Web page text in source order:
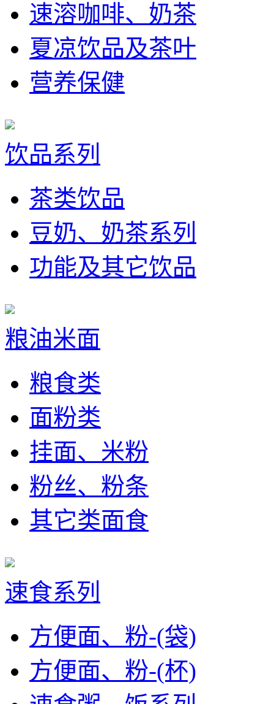
速溶咖啡、奶茶
夏凉饮品及茶叶
营养保健
饮品系列
茶类饮品
豆奶、奶茶系列
功能及其它饮品
粮油米面
粮食类
面粉类
挂面、米粉
粉丝、粉条
其它类面食
速食系列
方便面、粉-(袋)
方便面、粉-(杯)